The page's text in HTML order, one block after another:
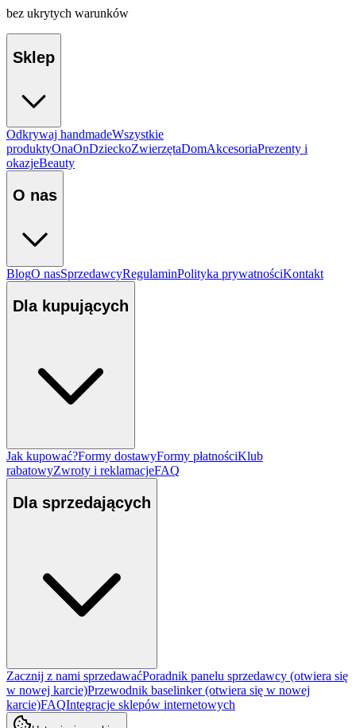
bez ukrytych warunków
Sklep
Odkrywaj handmadeWszystkie
produktyOnaOnDzieckoZwierzętaDomAkcesoriaPrezenty i
okazjeBeauty
O nas
BlogO nasSprzedawcyRegulaminPolityka prywatnościKontakt
Dla kupujących
Jak kupować?Formy dostawyFormy płatnościKlub
rabatowyZwroty i reklamacjeFAQ
Dla sprzedających
Zacznij z nami sprzedawaćPoradnik panelu sprzedawcy (otwiera się
w nowej karcie)Przewodnik baselinker(otwiera się w nowej
karcie)FAQIntegracje sklepów internetowych